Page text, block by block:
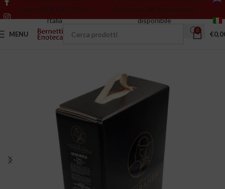
sopra 150€ GRATIS in
Italia
riferiscono all’ultima annata
disponibile
MENU 0 €